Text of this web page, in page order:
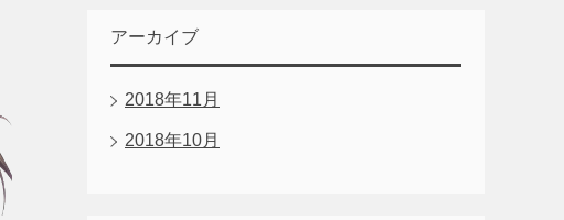
アーカイブ
2018年11月
2018年10月